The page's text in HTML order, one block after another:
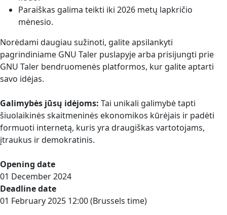
Paraiškas galima teikti iki 2026 metų lapkričio
mėnesio.
Norėdami daugiau sužinoti, galite apsilankyti
pagrindiniame GNU Taler puslapyje arba prisijungti prie
GNU Taler bendruomenės platformos, kur galite aptarti
savo idėjas.
Galimybės jūsų idėjoms: Tai unikali galimybė tapti
šiuolaikinės skaitmeninės ekonomikos kūrėjais ir padėti
formuoti internetą, kuris yra draugiškas vartotojams,
įtraukus ir demokratinis.
Opening date
01 December 2024
Deadline date
01 February 2025 12:00 (Brussels time)